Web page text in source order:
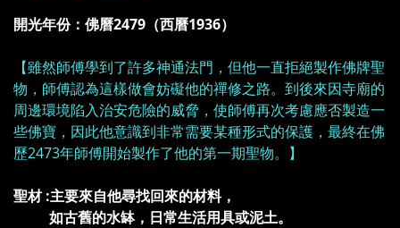
開光年份：佛曆2479（西曆1936）
【雖然師傅學到了許多神通法門，但他一直拒絕製作佛牌聖
物，師傅認為這樣做會妨礙他的禪修之路。到後來因寺廟的
周邊環境陷入治安危險的威脅，使師傅再次考慮應否製造一
些佛寶，因此他意識到非常需要某種形式的保護，最終在佛
歷2473年師傅開始製作了他的第一期聖物。】
聖材 :主要來自他尋找回來的材料，
如古舊的水缽，日常生活用具或泥土。